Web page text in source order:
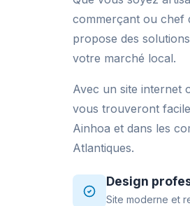
commerçant ou chef
propose des
votre marché local.
Avec un site internet
vous trouveront
Ainhoa et dans les
Atlantiques.
Design
Site moderne et